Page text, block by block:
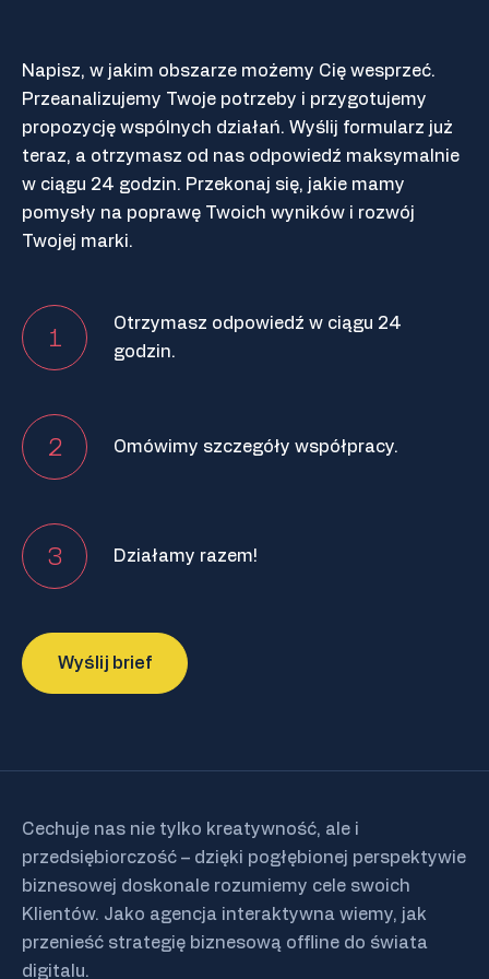
Napisz, w jakim obszarze możemy Cię wesprzeć.
Przeanalizujemy Twoje potrzeby i przygotujemy
propozycję wspólnych działań. Wyślij formularz już
teraz, a otrzymasz od nas odpowiedź maksymalnie
w ciągu 24 godzin. Przekonaj się, jakie mamy
pomysły na poprawę Twoich wyników i rozwój
Twojej marki.
1
Otrzymasz odpowiedź w ciągu 24
godzin.
2 Omówimy szczegóły współpracy.
3 Działamy razem!
Wyślij brief
Cechuje nas nie tylko kreatywność, ale i
przedsiębiorczość – dzięki pogłębionej perspektywie
biznesowej doskonale rozumiemy cele swoich
Klientów. Jako agencja interaktywna wiemy, jak
przenieść strategię biznesową offline do świata
digitalu.